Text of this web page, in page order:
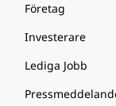
Företag
Investerare
Lediga Jobb